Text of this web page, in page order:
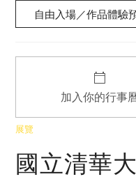
加入你的行事
展覽
國立清華